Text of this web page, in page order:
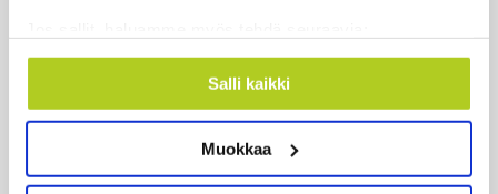
Kerätä tietoja maantieteellisestä sijainnistasi,
mahdollisesti muutaman metrin tarkkuudella
ominaispiirteitä aktiivisesti (sormenjäljen
Lue lisää siitä, miten henkilötietojasi käsitellään ja miten
Salli kaikki
Muokkaa
aloitteet Keskusta keskustan puoluekokous puoluekokous